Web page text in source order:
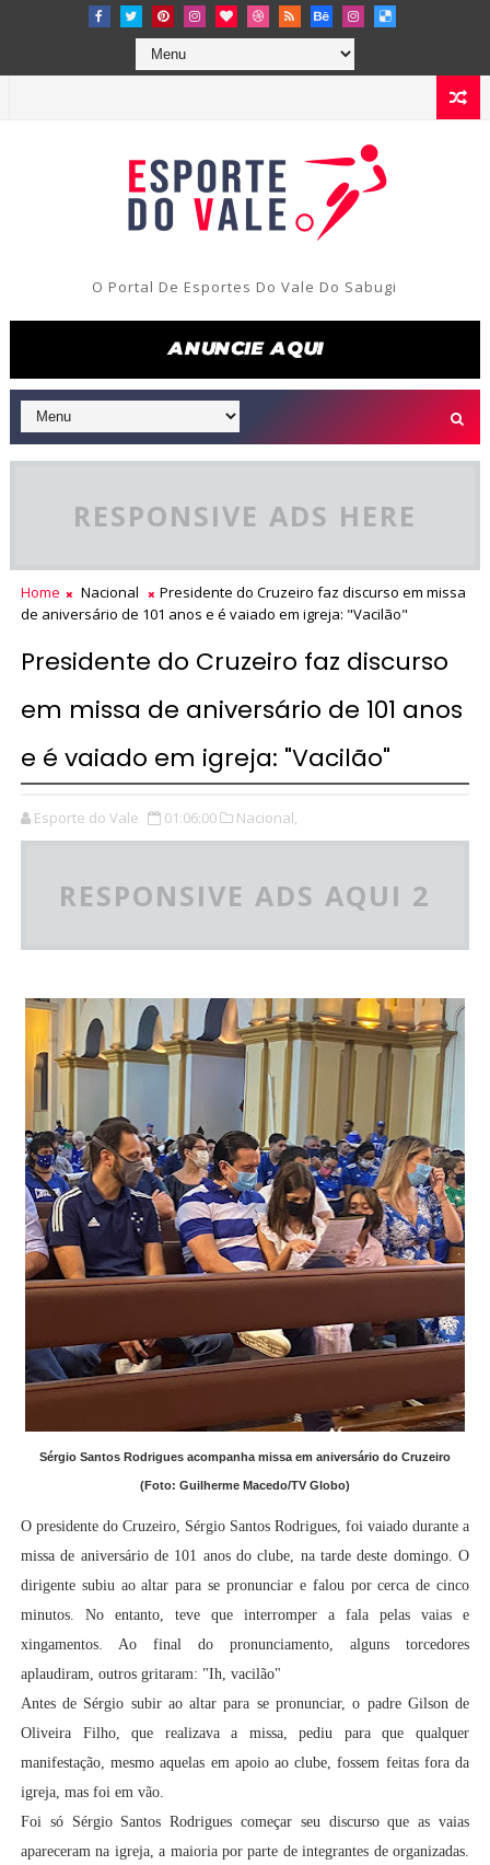
O Portal De Esportes Do Vale Do Sabugi
RESPONSIVE ADS HERE
Home Nacional
Presidente do Cruzeiro faz discurso em missa
de aniversário de 101 anos e é vaiado em igreja: "Vacilão"
Presidente do Cruzeiro faz discurso
em missa de aniversário de 101 anos
e é vaiado em igreja: "Vacilão"
Esporte do Vale 01:06:00 Nacional,
RESPONSIVE ADS AQUI 2
Sérgio Santos Rodrigues acompanha missa em aniversário do Cruzeiro
(Foto: Guilherme Macedo/TV Globo)
O presidente do Cruzeiro, Sérgio Santos Rodrigues, foi vaiado durante a
missa de aniversário de 101 anos do clube, na tarde deste domingo. O
dirigente subiu ao altar para se pronunciar e falou por cerca de cinco
minutos. No entanto, teve que interromper a fala pelas vaias e
xingamentos. Ao final do pronunciamento, alguns torcedores
aplaudiram, outros gritaram: "Ih, vacilão"
Antes de Sérgio subir ao altar para se pronunciar, o padre Gilson de
Oliveira Filho, que realizava a missa, pediu para que qualquer
manifestação, mesmo aquelas em apoio ao clube, fossem feitas fora da
igreja, mas foi em vão.
Foi só Sérgio Santos Rodrigues começar seu discurso que as vaias
apareceram na igreja, a maioria por parte de integrantes de organizadas.